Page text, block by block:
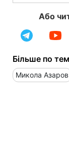
Або
Більше по
Микола Азаров